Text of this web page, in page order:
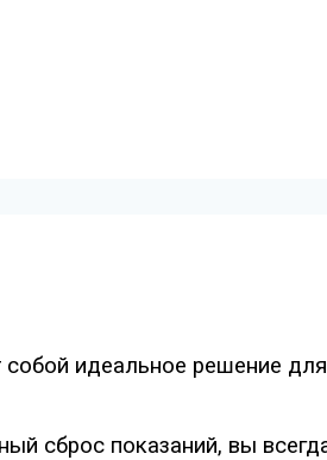
идеальное решение
сброс показаний, вы